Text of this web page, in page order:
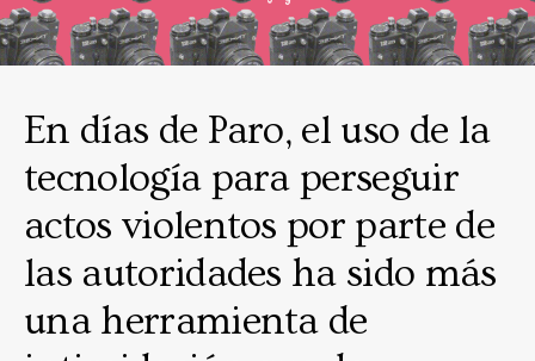
En días de Paro, el uso de la
tecnología para perseguir
actos violentos por parte de
las autoridades ha sido más
una herramienta de